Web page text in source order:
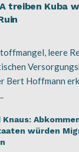
treiben Kuba
leere
Bert Hoffmann
Knaus:
würden